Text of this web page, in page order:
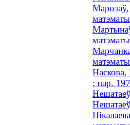
Марозаў,
Наскова,
; нар.